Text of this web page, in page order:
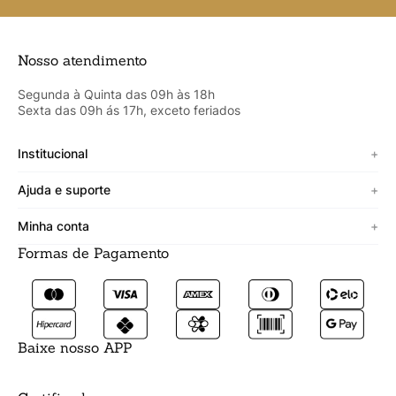
Nosso atendimento
Segunda à Quinta das 09h às 18h
Sexta das 09h ás 17h, exceto feriados
Institucional +
Sobre a Cicero
Fale conosco
Ajuda e suporte +
Termos de uso
Política de segurança
Prazos de entrega
Formas de pagamento
Minha conta +
Meus Dados
Meus Pedidos
Meus Favoritos
Formas de Pagamento
Baixe nosso APP